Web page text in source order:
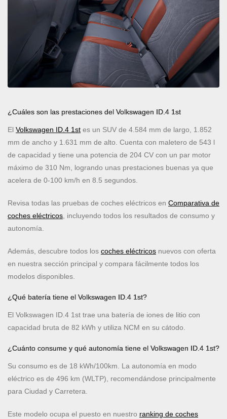
¿Cuáles son las prestaciones del Volkswagen ID.4 1st
El Volkswagen ID.4 1st es un SUV de 4.584 mm de largo, 1.852
mm de ancho y 1.631 mm de alto. Cuenta con maletero de 543 l
de capacidad y tiene una potencia de 204 CV con un par motor
máximo de 310 Nm, logrando unas prestaciones buenas ya que
acelera de 0-100 km/h en 8.5 segundos.
Revisa todas las pruebas de coches eléctricos en Comparativa de
coches eléctricos , incluyendo todos los resultados de consumo y
autonomía.
Además, descubre todos los coches eléctricos nuevos con oferta
en nuestra sección principal y compara fácilmente todos los
modelos disponibles.
¿Qué batería tiene el Volkswagen ID.4 1st?
El Volkswagen ID.4 1st trae una batería de iones de litio con
capacidad bruta de 82 kWh y utiliza NCM en su cátodo.
¿Cuánto consume y qué autonomía tiene el Volkswagen ID.4 1st?
Su consumo es de 18 kWh/100km. La autonomía en modo
eléctrico es de 496 km (WLTP), recomendándose principalmente
para Ciudad y Carretera.
Este modelo ocupa el puesto en nuestro ranking de coches